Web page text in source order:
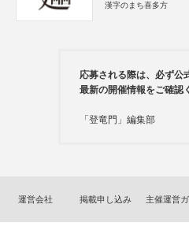
漢字のまち喜多方
応募される際は、必ず公
最新の開催情報をご確認
「登竜門」編集部
運営会社 掲載申し込み 主催運営